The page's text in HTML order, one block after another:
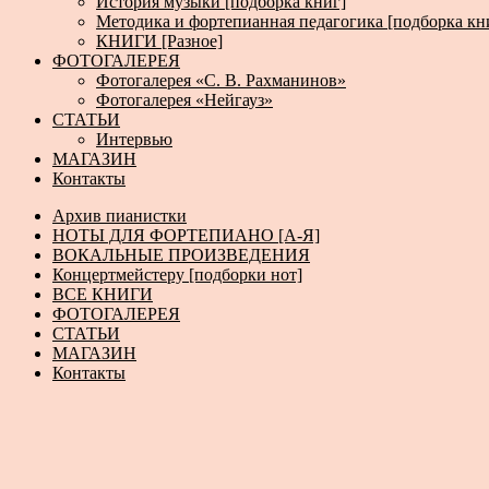
Методика и фортепианная педагогика [подборка
КНИГИ [Разное]
ФОТОГАЛЕРЕЯ
Фотогалерея «С. В. Рахманинов»
Фотогалерея «Нейгауз»
СТАТЬИ
Интервью
МАГАЗИН
Контакты
Архив пианистки
НОТЫ ДЛЯ ФОРТЕПИАНО [А-Я]
ВОКАЛЬНЫЕ ПРОИЗВЕДЕНИЯ
Концертмейстеру [подборки нот]
ВСЕ КНИГИ
ФОТОГАЛЕРЕЯ
СТАТЬИ
МАГАЗИН
Контакты